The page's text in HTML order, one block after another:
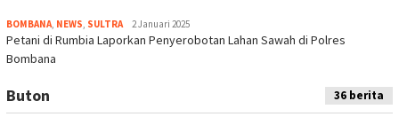
BOMBANA NEWS SULTRA 2 Januari 2025
Petani di Rumbia Laporkan Penyerobotan Lahan Sawah di Polres
Bombana
Buton 36 berita